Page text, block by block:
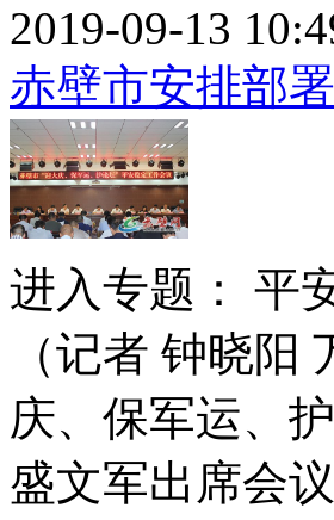
2019-09-13
赤壁市安排部
进入专题： 平
（记者 钟晓
庆、保军运、
盛文军出席会